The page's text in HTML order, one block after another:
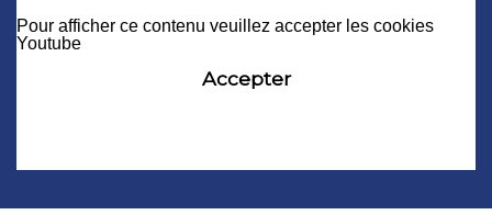
Pour afficher ce contenu veuillez accepter les cookies
Youtube
Accepter